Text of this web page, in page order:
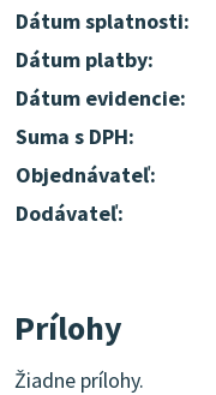
Dátum splatnosti:
Dátum platby:
Dátum evidencie:
Suma s DPH:
Objednávateľ:
Dodávateľ:
Prílohy
Žiadne prílohy.